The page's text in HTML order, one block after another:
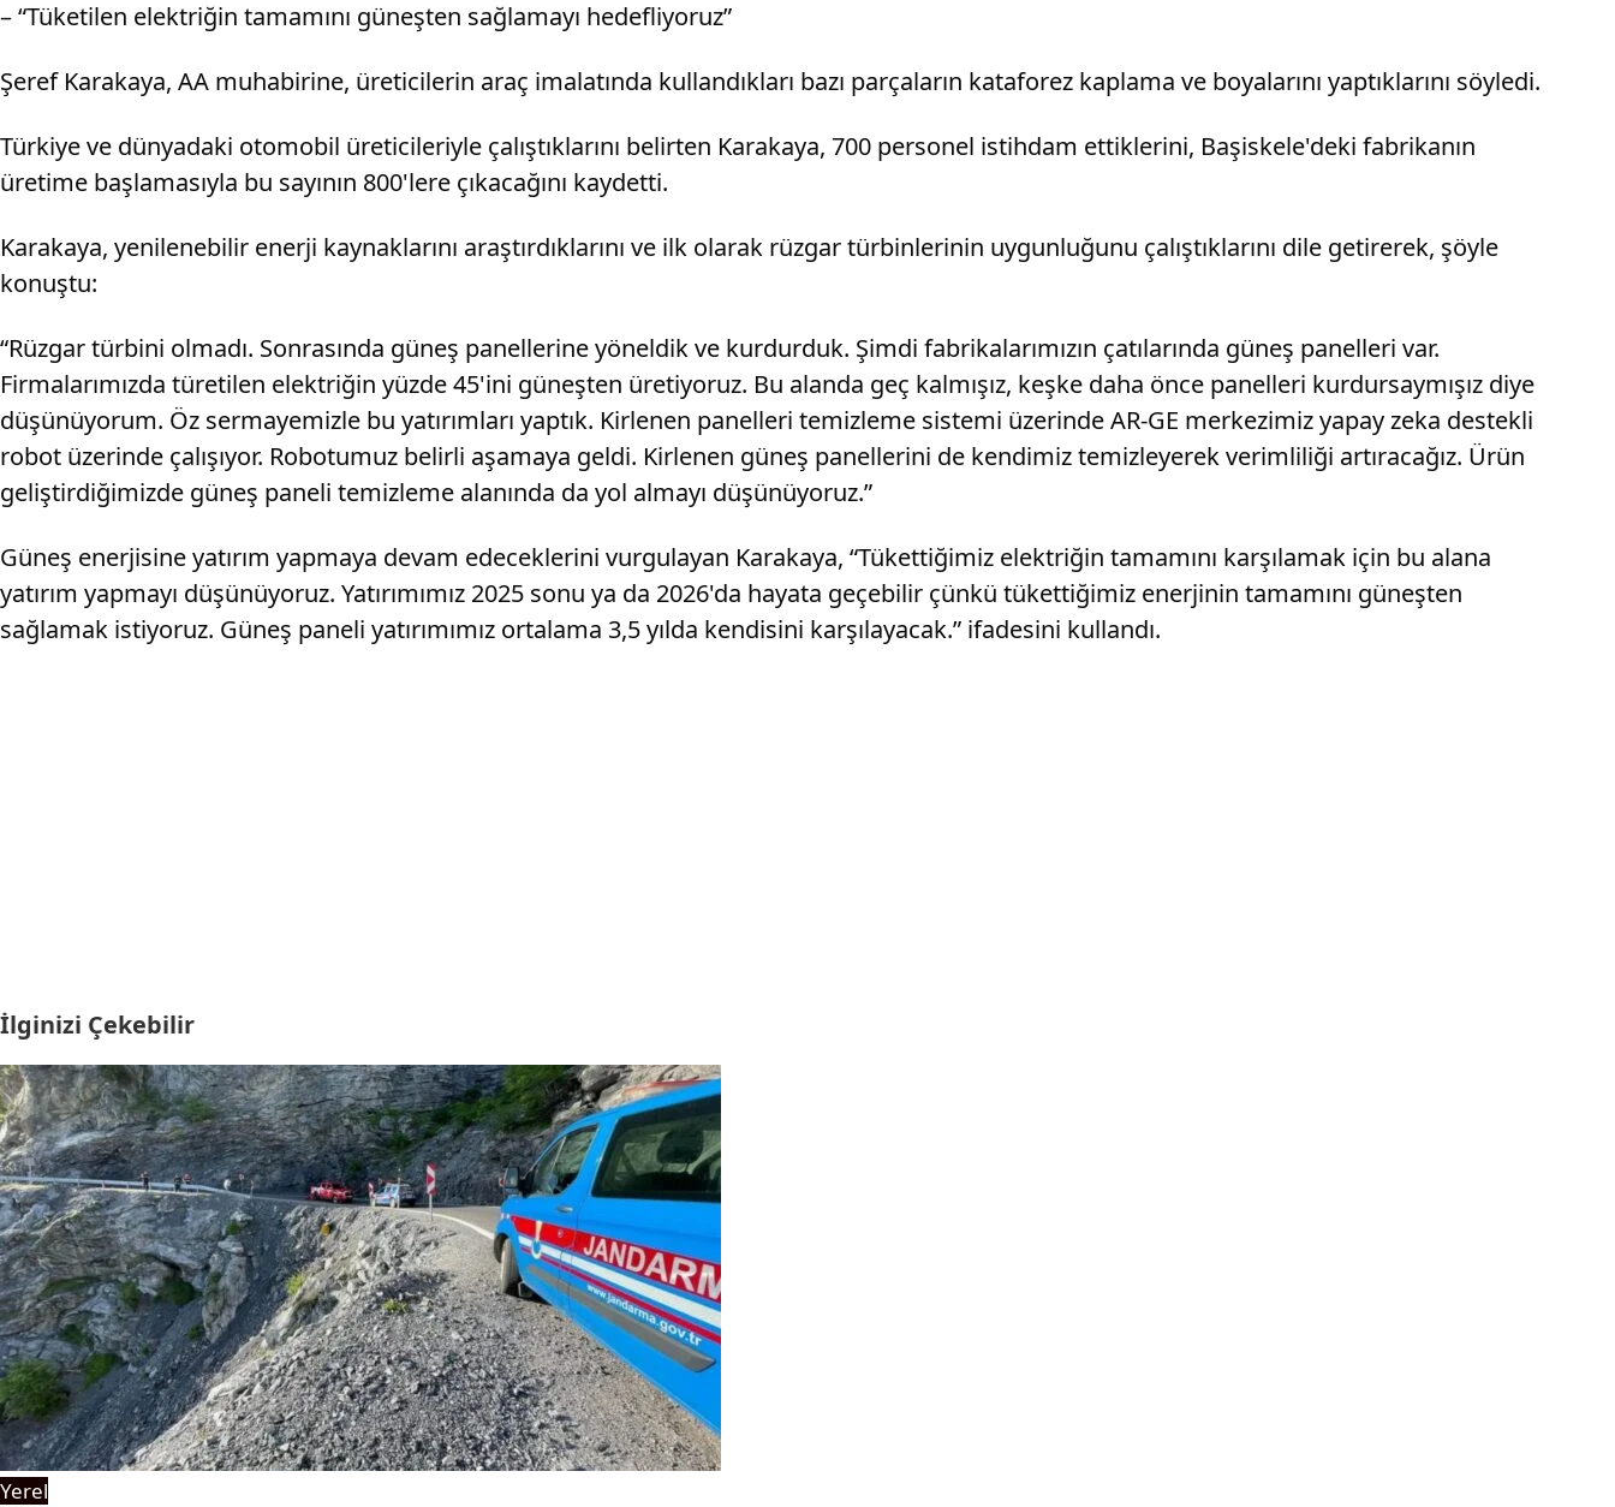
– “Tüketilen elektriğin tamamını güneşten sağlamayı hedefliyoruz”
Şeref Karakaya, AA muhabirine, üreticilerin araç imalatında kullandıkları bazı parçaların kataforez kaplama ve boyalarını yaptıklarını söyledi.
Türkiye ve dünyadaki otomobil üreticileriyle çalıştıklarını belirten Karakaya, 700 personel istihdam ettiklerini, Başiskele'deki fabrikanın
üretime başlamasıyla bu sayının 800'lere çıkacağını kaydetti.
Karakaya, yenilenebilir enerji kaynaklarını araştırdıklarını ve ilk olarak rüzgar türbinlerinin uygunluğunu çalıştıklarını dile getirerek, şöyle
konuştu:
“Rüzgar türbini olmadı. Sonrasında güneş panellerine yöneldik ve kurdurduk. Şimdi fabrikalarımızın çatılarında güneş panelleri var.
Firmalarımızda türetilen elektriğin yüzde 45'ini güneşten üretiyoruz. Bu alanda geç kalmışız, keşke daha önce panelleri kurdursaymışız diye
düşünüyorum. Öz sermayemizle bu yatırımları yaptık. Kirlenen panelleri temizleme sistemi üzerinde AR-GE merkezimiz yapay zeka destekli
robot üzerinde çalışıyor. Robotumuz belirli aşamaya geldi. Kirlenen güneş panellerini de kendimiz temizleyerek verimliliği artıracağız. Ürün
geliştirdiğimizde güneş paneli temizleme alanında da yol almayı düşünüyoruz.”
Güneş enerjisine yatırım yapmaya devam edeceklerini vurgulayan Karakaya, “Tükettiğimiz elektriğin tamamını karşılamak için bu alana
yatırım yapmayı düşünüyoruz. Yatırımımız 2025 sonu ya da 2026'da hayata geçebilir çünkü tükettiğimiz enerjinin tamamını güneşten
sağlamak istiyoruz. Güneş paneli yatırımımız ortalama 3,5 yılda kendisini karşılayacak.” ifadesini kullandı.
İlginizi Çekebilir
Yerel